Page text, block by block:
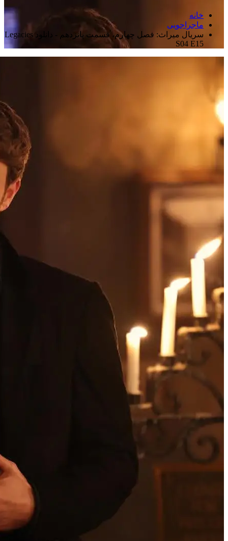
خانه
ماجراجویی
سریال میراث: فصل چهارم، قسمت پانزدهم - دانلود Legacies
S04 E15